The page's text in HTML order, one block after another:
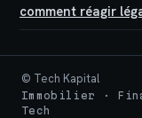
comment réagir
© Tech Kapital
Immobilier ·
Tech